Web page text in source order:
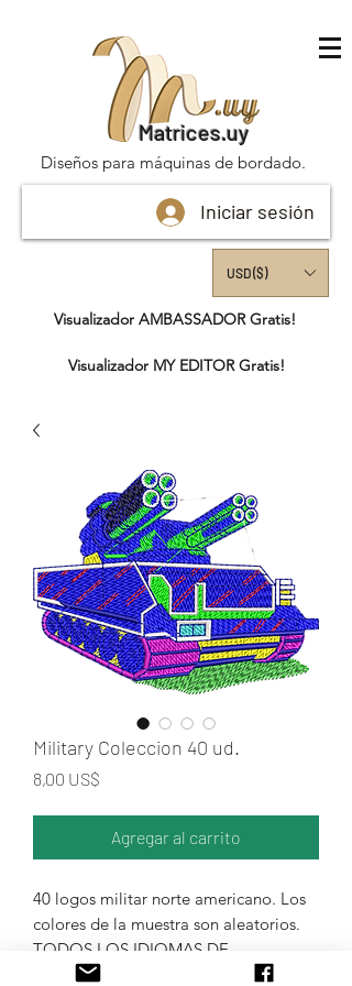
Matrices.uy
Diseños para máquinas de bordado.
Iniciar sesión
USD ($)
Visualizador AMBASSADOR Gratis!
Visualizador MY EDITOR Gratis!
Military Coleccion 40 ud.
8,00 US$
Agregar al carrito
40 logos militar norte americano. Los
colores de la muestra son aleatorios.
TODOS LOS IDIOMAS DE
MAQUINAS DE BORDADO.